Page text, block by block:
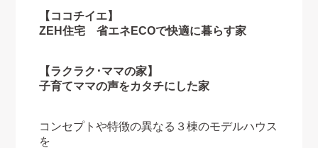
【ココチイエ】
ZEH住宅 省エネECOで快適に暮らす家
【ラクラク･ママの家】
子育てママの声をカタチにした家
コンセプトや特徴の異なる３棟のモデルハウス
を